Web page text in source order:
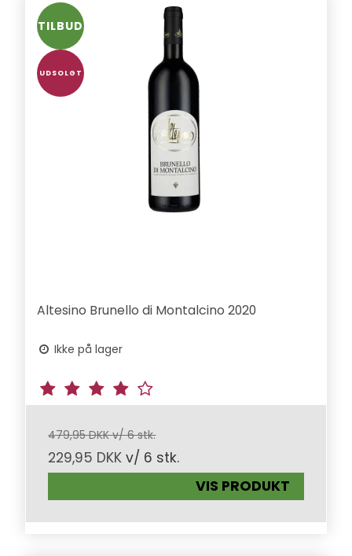
TILBUD
UDSOLGT
Altesino Brunello di Montalcino 2020
Ikke på lager
479,95 DKK v/ 6 stk.
229,95 DKK v/ 6 stk.
VIS PRODUKT